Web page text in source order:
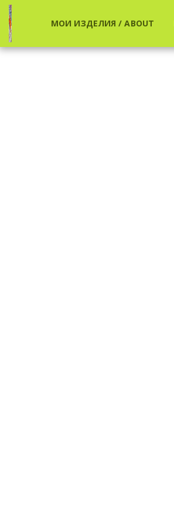
МОИ ИЗДЕЛИЯ / ABOUT